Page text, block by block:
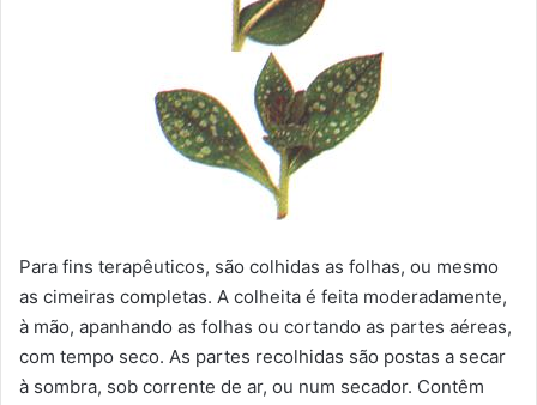
Para fins terapêuticos, são colhidas as folhas, ou mesmo
as cimeiras completas. A colheita é feita moderadamente,
à mão, apanhando as folhas ou cortando as partes aéreas,
com tempo seco. As partes recolhidas são postas a secar
à sombra, sob corrente de ar, ou num secador. Contêm